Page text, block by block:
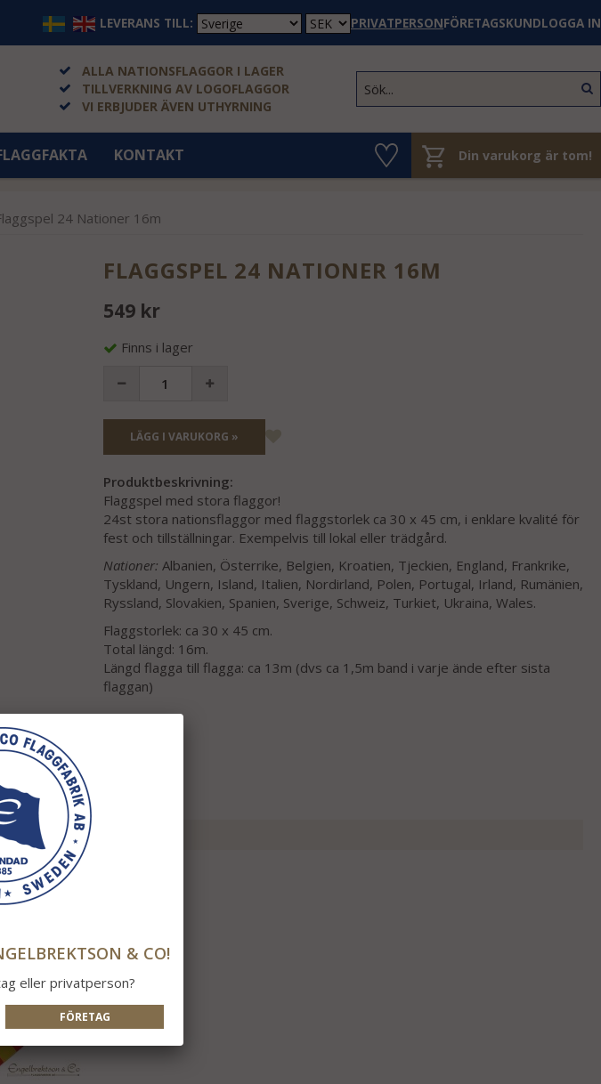
LEVERANS TILL: PRIVATPERSONFÖRETAGSKUNDLOGGA IN
ALLA NATIONSFLAGGOR I LAGER
TILLVERKNING AV LOGOFLAGGOR
VI ERBJUDER ÄVEN UTHYRNING
KONTAKT Din varukorg är tom!
24 Nationer 16m
FLAGGSPEL 24 NATIONER 16M
549 kr
Finns i lager
LÄGG I VARUKORG »
Produktbeskrivning:
Flaggspel med stora flaggor!
24st stora nationsflaggor med flaggstorlek ca 30 x 45 cm, i enklare kvalité för
fest och tillställningar. Exempelvis till lokal eller trädgård.
Nationer: Albanien, Österrike, Belgien, Kroatien, Tjeckien, England, Frankrike,
Tyskland, Ungern, Island, Italien, Nordirland, Polen, Portugal, Irland, Rumänien,
Ryssland, Slovakien, Spanien, Sverige, Schweiz, Turkiet, Ukraina, Wales.
Flaggstorlek: ca 30 x 45 cm.
Total längd: 16m.
Längd flagga till flagga: ca 13m (dvs ca 1,5m band i varje ände efter sista
flaggan)
& CO!
eller privatperson?
FÖRETAG